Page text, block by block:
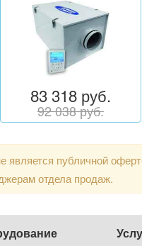
83 318 руб.
92 038 руб.
является публичной
отдела продаж.